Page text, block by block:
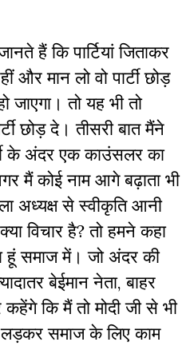
हैं कि पार्टियां जिताकर
और मान लो वो पार्टी छोड़
जाएगा। तो यह भी तो
छोड़ दे। तीसरी बात मैंने
के अंदर एक काउंसलर का
मैं कोई नाम आगे बढ़ाता भी
अध्यक्ष से स्वीकृति आनी
विचार है? तो हमने कहा
हूं समाज में। जो अंदर की
बेईमान नेता, बाहर
कि मैं तो मोदी जी से भी
समाज के लिए काम